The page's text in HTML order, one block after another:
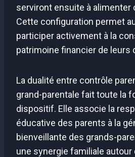
serviront ensuite à alimenter
Cette configuration permet
participer activement à la
patrimoine financier de leurs
La dualité entre contrôle
grand-parentale fait toute la
dispositif. Elle associe la
éducative des parents à la
bienveillante des grands-
une synergie familiale autour